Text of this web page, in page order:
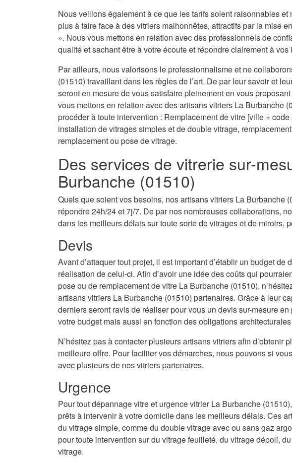
Nous veillons également à ce que les tarifs soient raisonnables et
plus à faire face à des vitriers malhonnêtes, attractifs par la mise
». Nous vous mettons en relation avec des professionnels de
qualité et sachant être à votre écoute et répondre clairement à vos
Par ailleurs, nous valorisons le professionnalisme et ne
(01510) travaillant dans les règles de l’art. De par leur savoir et
seront en mesure de vous satisfaire pleinement en vous
vous mettons en relation avec des artisans vitriers La Burbanche
procéder à toute intervention : Remplacement de vitre [ville +
installation de vitrages simples et de double vitrage,
remplacement ou pose de vitrage.
Des services de vitrerie sur-
Burbanche (01510)
Quels que soient vos besoins, nos artisans vitriers La Burbanche
répondre 24h/24 et 7j/7. De par nos nombreuses collaborations,
dans les meilleurs délais sur toute sorte de vitrages et de miroirs,
Devis
Avant d’attaquer tout projet, il est important d’établir un budget
réalisation de celui-ci. Afin d’avoir une idée des coûts qui
pose ou de remplacement de vitre La Burbanche (01510),
artisans vitriers La Burbanche (01510) partenaires. Grâce à leur
derniers seront ravis de réaliser pour vous un devis sur-mesure
votre budget mais aussi en fonction des obligations
N’hésitez pas à contacter plusieurs artisans vitriers afin d’obtenir
meilleure offre. Pour faciliter vos démarches, nous pouvons si
avec plusieurs de nos vitriers partenaires.
Urgence
Pour tout dépannage vitre et urgence vitrier La Burbanche
prêts à intervenir à votre domicile dans les meilleurs délais. Ces
du vitrage simple, comme du double vitrage avec ou sans gaz
pour toute intervention sur du vitrage feuilleté, du vitrage dépoli,
vitrage.